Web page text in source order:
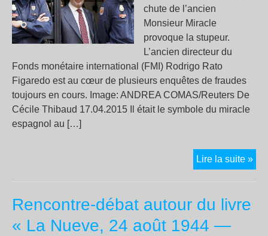
chute de l’ancien
Monsieur Miracle
provoque la stupeur.
L’ancien directeur du
Fonds monétaire international (FMI) Rodrigo Rato
Figaredo est au cœur de plusieurs enquêtes de fraudes
toujours en cours. Image: ANDREA COMAS/Reuters De
Cécile Thibaud 17.04.2015 Il était le symbole du miracle
espagnol au […]
Lire la suite »
Rencontre-débat autour du livre
« La Nueve, 24 août 1944 —